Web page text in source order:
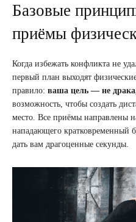
Базовые
приёмы
Когда избежать конфликта не
первый план выходят
правило: ваша цель — не
возможность, чтобы создать
место. Все приёмы направлены
нападающего кратковременный
дать вам драгоценные секунды.